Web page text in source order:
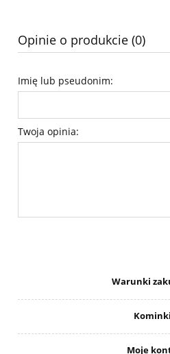
Opinie o produkcie (0)
Imię lub pseudonim:
Twoja opinia:
Warunki
Kominki
Moje